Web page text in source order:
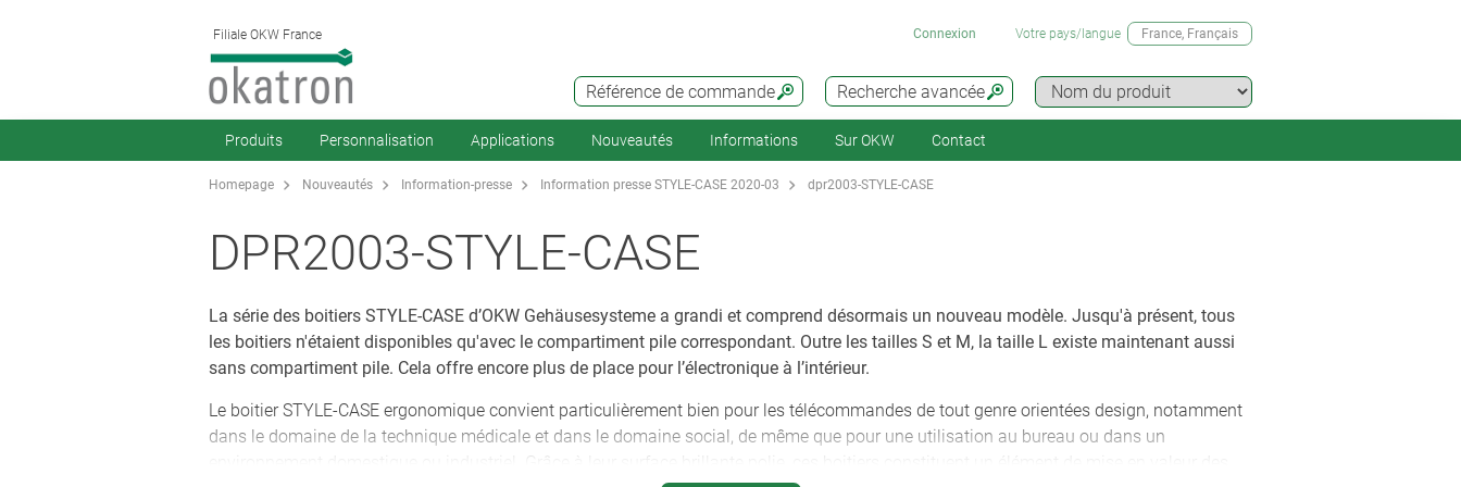
Filiale OKW France
Recherche avancée
Référence de commande
Connexion Votre pays/langue France, Français
Produits Personnalisation Applications Nouveautés Informations Sur OKW Contact
Homepage Nouveautés Information-presse Information presse STYLE-CASE 2020-03 dpr2003-STYLE-CASE
DPR2003-STYLE-CASE
La série des boitiers STYLE-CASE d’OKW Gehäusesysteme a grandi et comprend désormais un nouveau modèle. Jusqu'à présent, tous
les boitiers n'étaient disponibles qu'avec le compartiment pile correspondant. Outre les tailles S et M, la taille L existe maintenant aussi
sans compartiment pile. Cela offre encore plus de place pour l’électronique à l’intérieur.
Le boitier STYLE-CASE ergonomique convient particulièrement bien pour les télécommandes de tout genre orientées design, notamment
dans le domaine de la technique médicale et dans le domaine social, de même que pour une utilisation au bureau ou dans un
environnement domestique ou industriel. Grâce à leur surface brillante polie, ces boitiers constituent un élément de mise en valeur des